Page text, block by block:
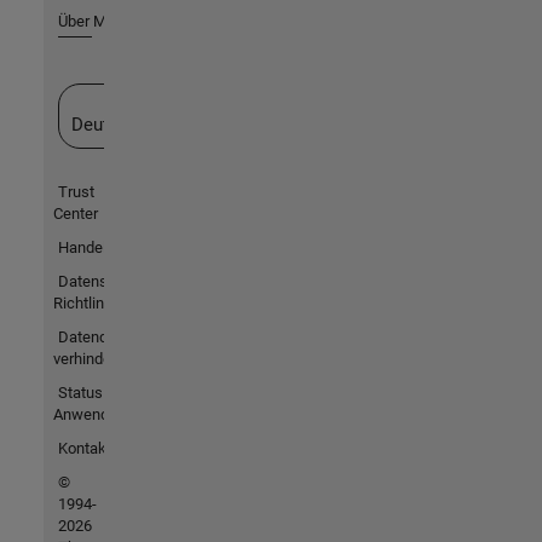
Über MathWorks
Deutschland
Trust
Center
Handelsmarken
Datenschutz-
Richtlinien
Datendiebstahl
verhindern
Status von
Anwendungen
Kontakt
©
1994-
2026